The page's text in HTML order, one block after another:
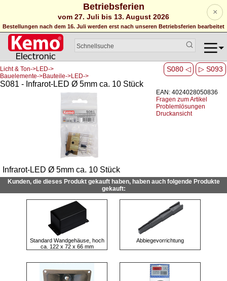
Betriebsferien
vom 27. Juli bis 13. August 2026
Bestellungen nach dem 16. Juli werden erst nach unseren Betriebsferien bearbeitet
×
S080 ◁ ▷ S093
Licht & Ton->LED->
Bauelemente->Bauteile->LED->
S081 - Infrarot-LED Ø 5mm ca. 10 Stück
EAN: 4024028050836
Fragen zum Artikel
Problemlösungen
Druckansicht
Infrarot-LED Ø 5mm ca. 10 Stück
Kunden, die dieses Produkt gekauft haben, haben auch folgende Produkte
gekauft:
Standard Wandgehäuse, hoch
ca. 122 x 72 x 66 mm
Abbiegevorrichtung